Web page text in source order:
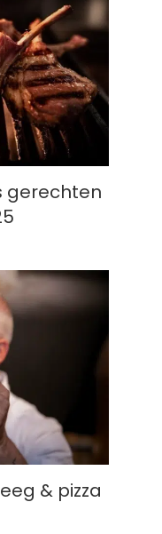
12
gerechten
& pizza
& pizza